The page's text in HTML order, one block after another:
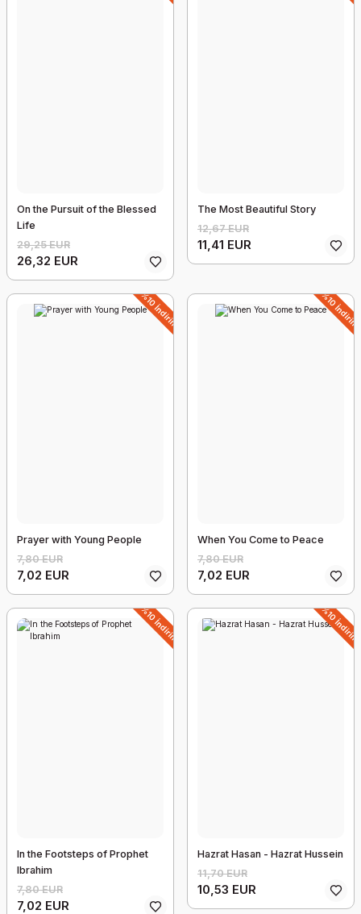
On the Pursuit of the Blessed
Life
29,25 EUR
26,32 EUR
The Most Beautiful Story
12,67 EUR
11,41 EUR
%10 İndirim
Prayer with Young People
7,80 EUR
7,02 EUR
%10 İndirim
When You Come to Peace
7,80 EUR
7,02 EUR
%10 İndirim
In the Footsteps of Prophet
Ibrahim
7,80 EUR
7,02 EUR
%10 İndirim
Hazrat Hasan - Hazrat Hussein
11,70 EUR
10,53 EUR